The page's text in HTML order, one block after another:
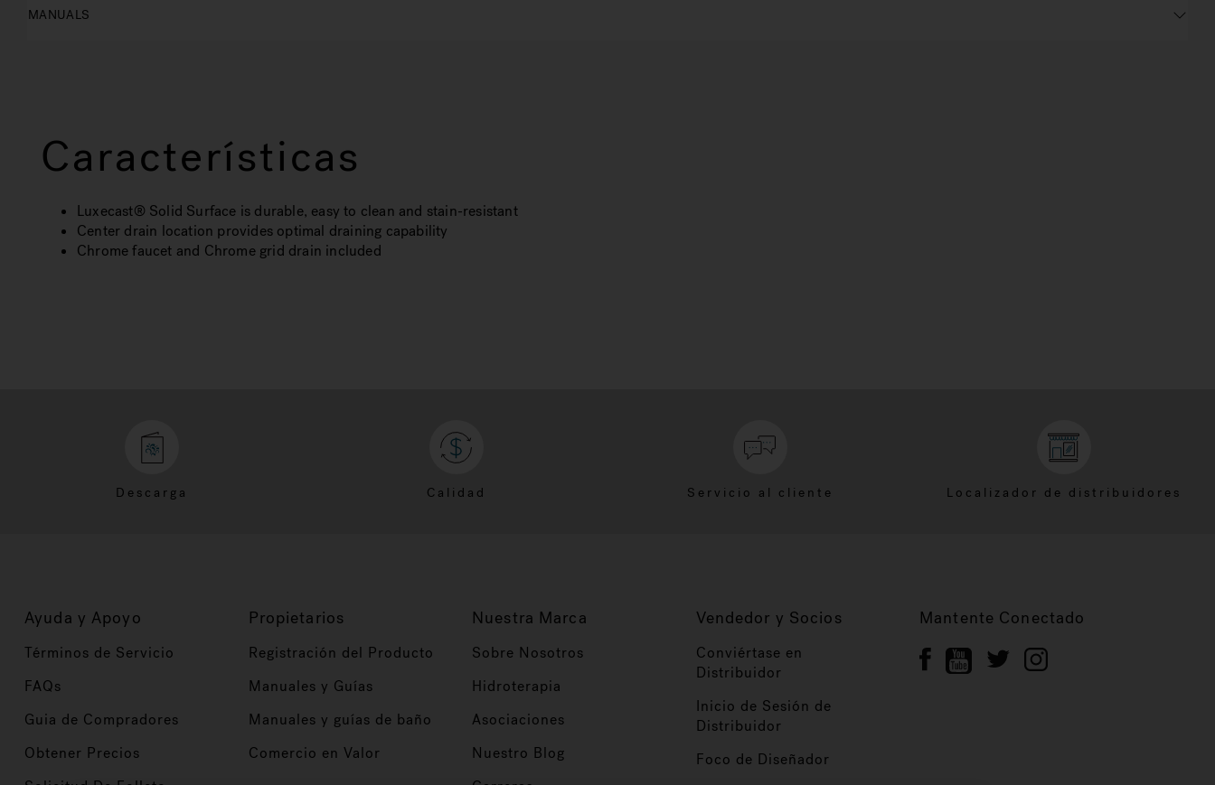
MANUALS
Características
Luxecast® Solid Surface is durable, easy to clean and stain-resistant
Center drain location provides optimal draining capability
Chrome faucet and Chrome grid drain included
Descarga Calidad Servicio al cliente Localizador de distribuidores
Ayuda y Apoyo
Términos de Servicio
FAQs
Guia de Compradores
Obtener Precios
Propietarios
Registración del Producto
Manuales y Guías
Manuales y guías de baño
Comercio en Valor
Nuestra Marca
Sobre Nosotros
Hidroterapia
Asociaciones
Nuestro Blog
Vendedor y Socios
Conviértase en
Distribuidor
Inicio de Sesión de
Distribuidor
Foco de Diseñador
Mantente Conectado